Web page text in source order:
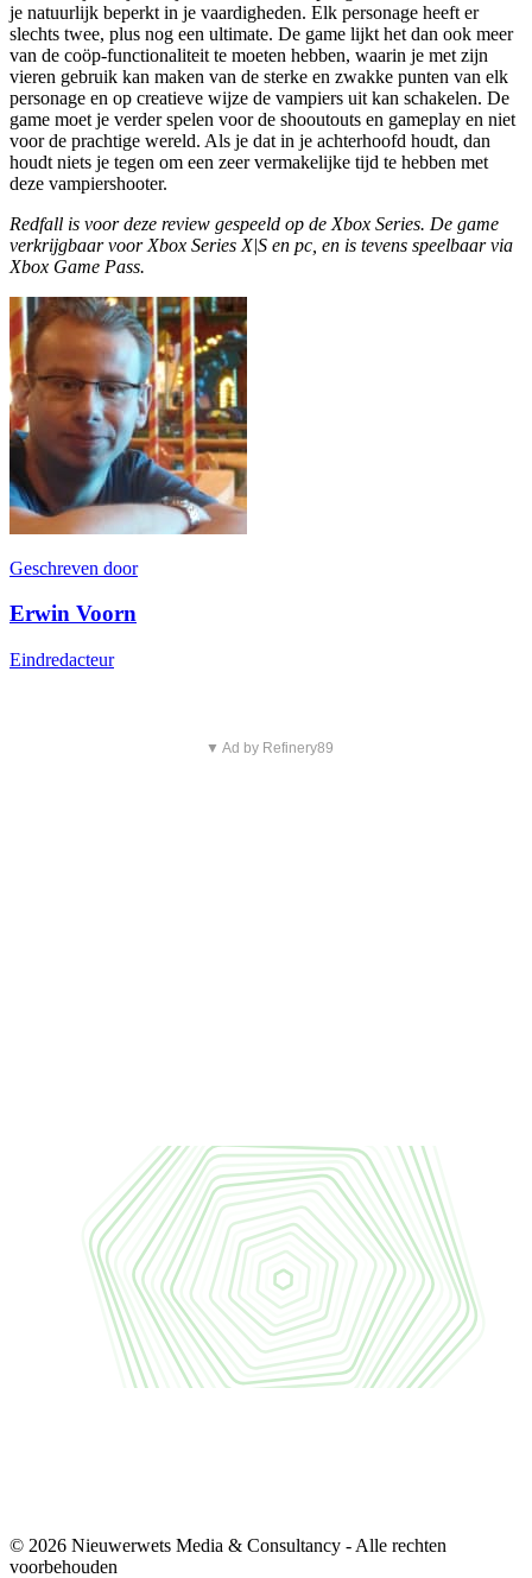
je natuurlijk beperkt in je vaardigheden. Elk personage heeft er
slechts twee, plus nog een ultimate. De game lijkt het dan ook meer
van de coöp-functionaliteit te moeten hebben, waarin je met zijn
vieren gebruik kan maken van de sterke en zwakke punten van elk
personage en op creatieve wijze de vampiers uit kan schakelen. De
game moet je verder spelen voor de shooutouts en gameplay en niet
voor de prachtige wereld. Als je dat in je achterhoofd houdt, dan
houdt niets je tegen om een zeer vermakelijke tijd te hebben met
deze vampiershooter.
Redfall is voor deze review gespeeld op de Xbox Series. De game
verkrijgbaar voor Xbox Series X|S en pc, en is tevens speelbaar via
Xbox Game Pass.
Geschreven door
Erwin Voorn
Eindredacteur
▼ Ad by Refinery89
© 2026 Nieuwerwets Media & Consultancy - Alle rechten
voorbehouden